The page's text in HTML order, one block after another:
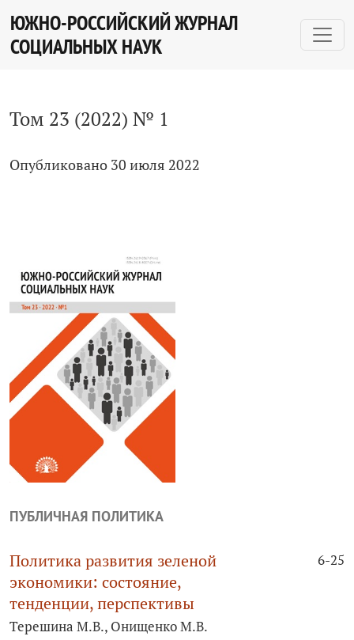
Том 23 № 1 (2022)
ЮЖНО-РОССИЙСКИЙ ЖУРНАЛ
СОЦИАЛЬНЫХ НАУК
Том 23 (2022) № 1
Опубликовано 30 июля 2022
ПУБЛИЧНАЯ ПОЛИТИКА
Политика развития зеленой
экономики: состояние,
тенденции, перспективы
6-25
Терешина М.В., Онищенко М.В.